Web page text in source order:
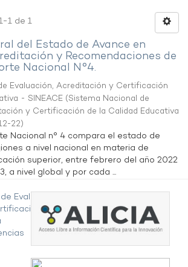
1 de 1
del Estado de Avance en
y Recomendaciones de
Nacional N°4.
Evaluación, Acreditación y Certificación
- SINEACE (Sistema Nacional de
y Certificación de la Calidad Educativa
22)
Nacional n° 4 compara el estado de
a nivel nacional en materia de
superior, entre febrero del año 2022
a nivel global y por cada ...
Evaluación,
de la